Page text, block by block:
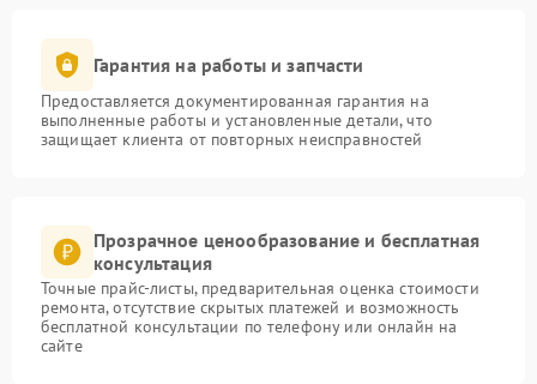
Гарантия на работы и запчасти
Предоставляется документированная гарантия на
выполненные работы и установленные детали, что
защищает клиента от повторных неисправностей
Прозрачное ценообразование и бесплатная
консультация
Точные прайс-листы, предварительная оценка стоимости
ремонта, отсутствие скрытых платежей и возможность
бесплатной консультации по телефону или онлайн на
сайте